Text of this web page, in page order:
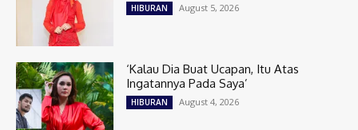
HIBURAN August 5, 2026
‘Kalau Dia Buat Ucapan, Itu Atas
Ingatannya Pada Saya’
HIBURAN August 4, 2026